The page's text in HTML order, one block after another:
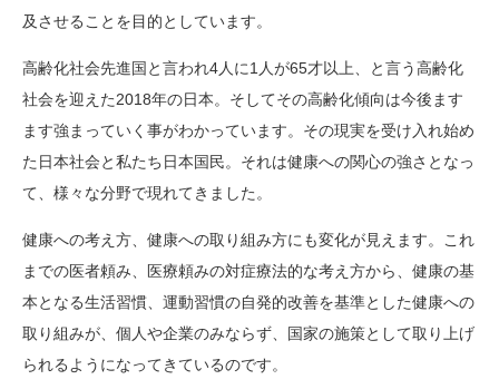
及させることを目的としています。
高齢化社会先進国と言われ4人に1人が65才以上、と言う高齢化
社会を迎えた2018年の日本。そしてその高齢化傾向は今後ます
ます強まっていく事がわかっています。その現実を受け入れ始め
た日本社会と私たち日本国民。それは健康への関心の強さとなっ
て、様々な分野で現れてきました。
健康への考え方、健康への取り組み方にも変化が見えます。これ
までの医者頼み、医療頼みの対症療法的な考え方から、健康の基
本となる生活習慣、運動習慣の自発的改善を基準とした健康への
取り組みが、個人や企業のみならず、国家の施策として取り上げ
られるようになってきているのです。